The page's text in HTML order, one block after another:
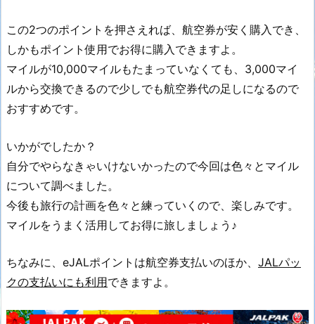
この2つのポイントを押さえれば、航空券が安く購入でき、
しかもポイント使用でお得に購入できますよ。
マイルが10,000マイルもたまっていなくても、3,000マイ
ルから交換できるので少しでも航空券代の足しになるので
おすすめです。
いかがでしたか？
自分でやらなきゃいけないかったので今回は色々とマイル
について調べました。
今後も旅行の計画を色々と練っていくので、楽しみです。
マイルをうまく活用してお得に旅しましょう♪
ちなみに、eJALポイントは航空券支払いのほか、 JALパッ
クの支払いにも利用できますよ。